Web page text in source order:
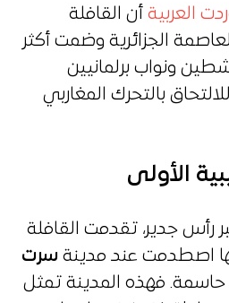
العربية أن القافلة
الجزائرية وضمت أكثر
ناشطين ونواب برلمانيين
بالتحرك المغاربي
الأولى
رأس جدير، تقدمت القافلة
اصطدمت عند مدينة سرت
فهذه المدينة تمثل